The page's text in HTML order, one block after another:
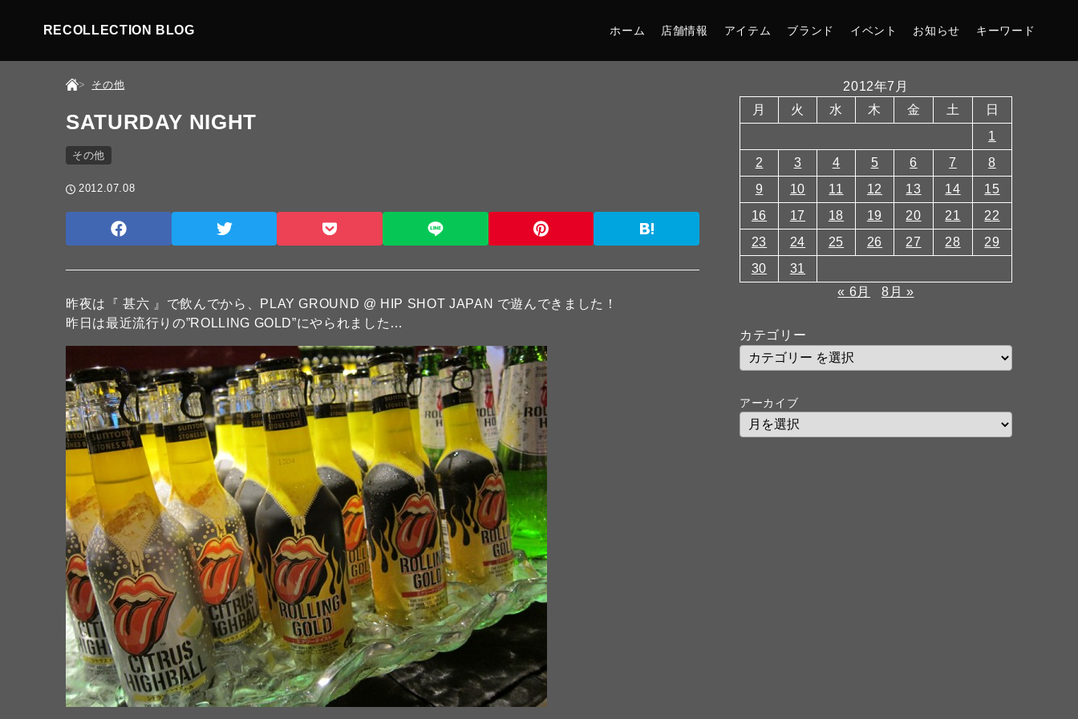
RECOLLECTION BLOG ホーム 店舗情報 アイテム ブランド イベント お知らせ キーワード
その他
SATURDAY NIGHT
その他
2012.07.08
昨夜は『 甚六 』で飲んでから、PLAY GROUND @ HIP SHOT JAPAN で遊んできました！
昨日は最近流行りの”ROLLING GOLD”にやられました…
2012年7月
月
火 水 木 金 土
日
1
2
3 4 5 6 7
8
9
10 11 12 13 14
15
16
17 18 19 20 21
22
23
24 25 26 27 28
29
30
31
« 6月
8月 »
カテゴリー
アーカイブ